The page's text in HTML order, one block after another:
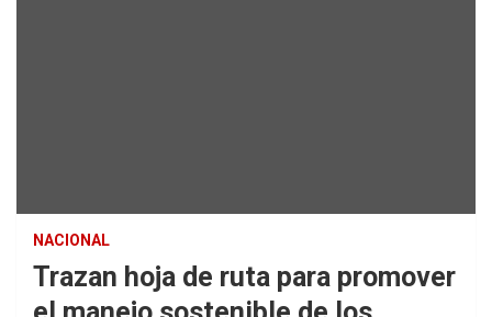
NACIONAL
Trazan hoja de ruta para promover